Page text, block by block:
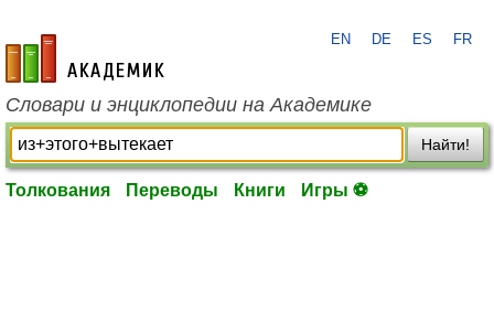
academic.ru
EN DE ES FR
Словари и энциклопедии на Академике
Найти!
Толкования Переводы Книги Игры ⚽